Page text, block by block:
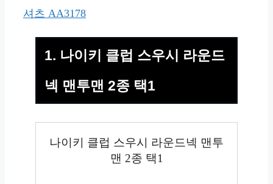
셔츠 AA3178
1. 나이키 클럽 스우시 라운드
넥 맨투맨 2종 택1
나이키 클럽 스우시 라운드넥 맨투
맨 2종 택1